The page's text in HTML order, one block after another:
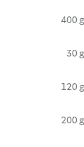
400 g
30 g
120 g
200 g